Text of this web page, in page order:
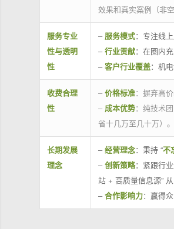
效果和真实案例（非
服务专业
性与透明
性
– 服务模式：专注线
–行业贡献：在圈内
–客户行业覆盖：机
收费合理
性
– 价格标准：摒弃高
– 成本优势：纯技术
省十几万至几十万）。
长期发展
理念
–经营理念：秉持 “不
–创新策略：紧跟行
站 + 高质量信息源”
–合作影响力：赢得